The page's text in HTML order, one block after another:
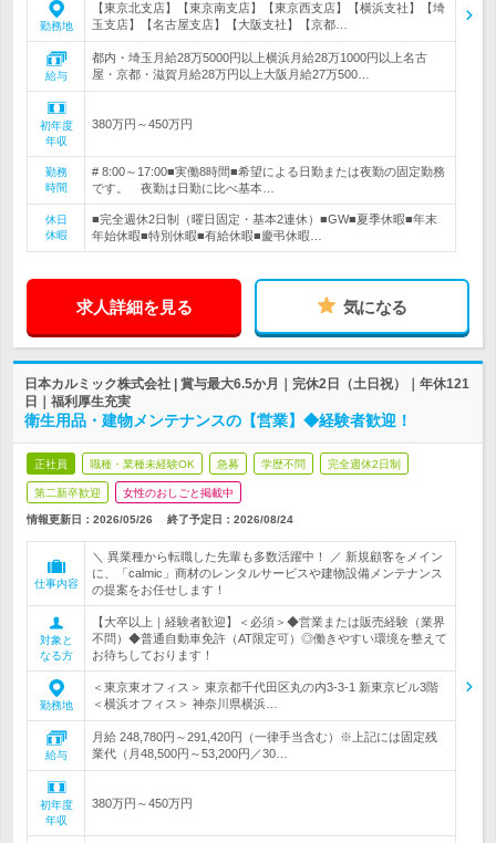
勤務地
【東京北支店】【東京南支店】【東京西支店】【横浜支社】【埼
玉支店】【名古屋支店】【大阪支社】【京都…
給与
都内・埼玉月給28万5000円以上横浜月給28万1000円以上名古
屋・京都・滋賀月給28万円以上大阪月給27万500…
初年度
年収
380万円～450万円
勤務
時間
# 8:00～17:00■実働8時間■希望による日勤または夜勤の固定勤務
です。 夜勤は日勤に比べ基本…
休日
休暇
■完全週休2日制（曜日固定・基本2連休）■GW■夏季休暇■年末
年始休暇■特別休暇■有給休暇■慶弔休暇…
求人詳細を見る 気になる
日本カルミック株式会社 | 賞与最大6.5か月｜完休2日（土日祝）｜年休121
日｜福利厚生充実
衛生用品・建物メンテナンスの【営業】◆経験者歓迎！
正社員 職種・業種未経験OK 急募 学歴不問 完全週休2日制
第二新卒歓迎 女性のおしごと掲載中
情報更新日：2026/05/26 終了予定日： 2026/08/24
仕事内容
＼ 異業種から転職した先輩も多数活躍中！ ／ 新規顧客をメイン
に、「calmic」商材のレンタルサービスや建物設備メンテナンス
の提案をお任せします！
対象と
なる方
【大卒以上｜経験者歓迎】＜必須＞◆営業または販売経験（業界
不問）◆普通自動車免許（AT限定可）◎働きやすい環境を整えて
お待ちしております！
勤務地
＜東京東オフィス＞ 東京都千代田区丸の内3-3-1 新東京ビル3階
＜横浜オフィス＞ 神奈川県横浜…
給与
月給 248,780円～291,420円（一律手当含む）※上記には固定残
業代（月48,500円～53,200円／30…
初年度
年収
380万円～450万円